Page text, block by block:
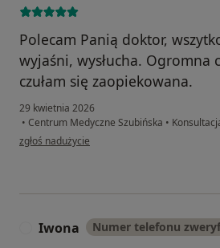
Polecam Panią doktor,
wyjaśni, wysłucha. Ogromna
czułam się zaopiekowana.
29 kwietnia 2026
• Centrum Medyczne Szubińska •
w opinii użytkownika Angelika
zgłoś nadużycie
Iwona Numer telefonu